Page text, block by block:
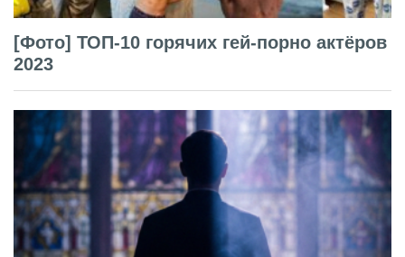
[Фото] ТОП-10 горячих гей-порно актёров
2023